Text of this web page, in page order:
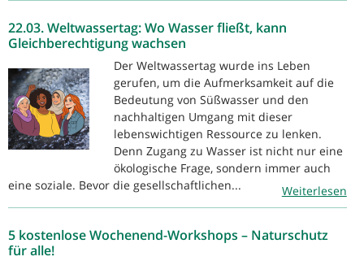
22.03. Weltwassertag: Wo Wasser fließt, kann
Gleichberechtigung wachsen
Der Weltwassertag wurde ins Leben
gerufen, um die Aufmerksamkeit auf die
Bedeutung von Süßwasser und den
nachhaltigen Umgang mit dieser
lebenswichtigen Ressource zu lenken.
Denn Zugang zu Wasser ist nicht nur eine
ökologische Frage, sondern immer auch
eine soziale. Bevor die gesellschaftlichen...
Weiterlesen
5 kostenlose Wochenend-Workshops – Naturschutz
für alle!